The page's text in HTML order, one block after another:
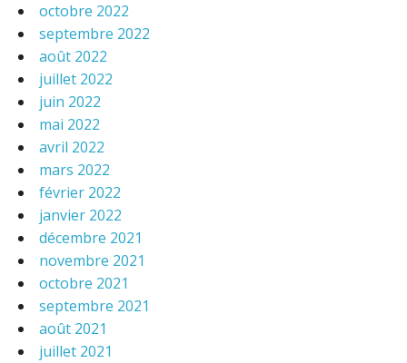
octobre 2022
septembre 2022
août 2022
juillet 2022
juin 2022
mai 2022
avril 2022
mars 2022
février 2022
janvier 2022
décembre 2021
novembre 2021
octobre 2021
septembre 2021
août 2021
juillet 2021